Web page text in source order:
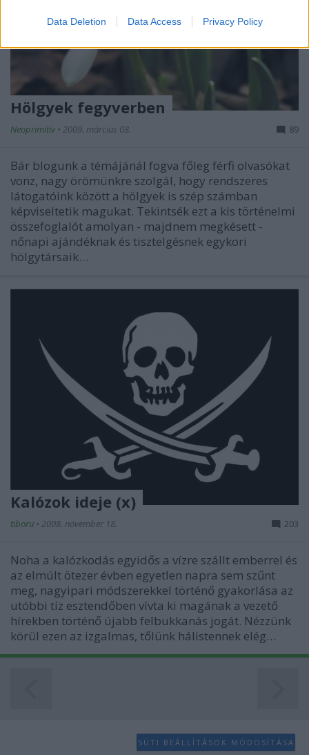
Data Deletion Data Access Privacy Policy
Hölgyek fegyverben
Neoprimitív • 2009. március 08. 89
Bár blogunk a témájánál fogva főleg férfi olvasókat
vonz, nagy örömünkre szolgál, hogy rendszeres
látogatóink között a hölgyek is szép számban
képviseltetik magukat. Tekintsék ezt a kis történelmi
összefoglalót amolyan - majdnem megkésett -
nőnapi ajándéknak és tisztelgésnek egykori
hölgytársaik…
Kalózok ideje (x)
tiboru • 2008. november 18. 203
Noha a kalózkodás egyidős a vízre szállt emberrel és
az elmúlt ötezer évben egyetlen napra sem szűnt
meg, nagyipari módszerekkel történő gyakorlása az
utóbbi tíz esztendőben vívta ki magának a vezető
hírekben történő újabb felbukkanás jogát. Nézzünk
körül ezen az izgalmas, tőlünk hálistennek elég…
SÜTI BEÁLLÍTÁSOK MÓDOSÍTÁSA